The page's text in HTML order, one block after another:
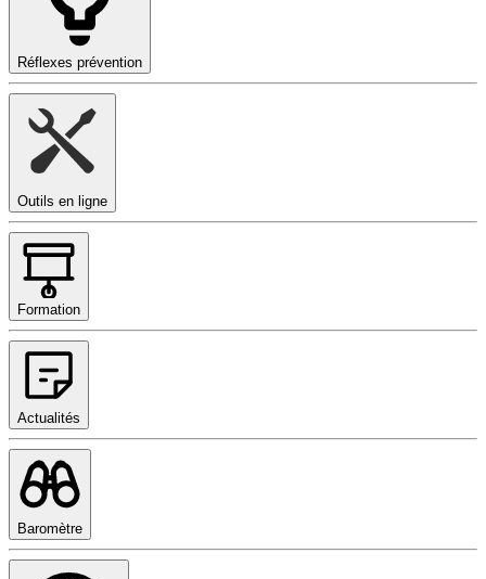
Réflexes prévention
Outils en ligne
Formation
Actualités
Baromètre